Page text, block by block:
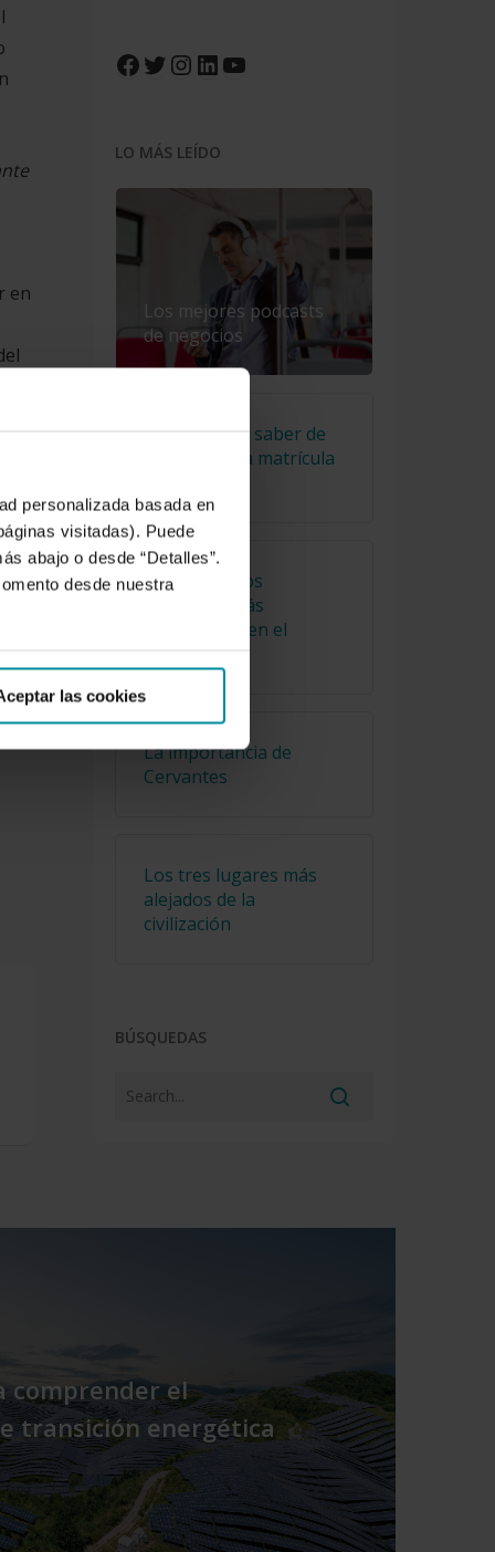
personalizada basada en
visitadas). Puede
abajo o desde “Detalles”.
desde nuestra
las cookies
en
Facebook
Twitter
Instagram
LinkedIn
YouTube
LO MÁS LEÍDO
Los mejores podcasts
de negocios
El truco para saber de
qué año es la matrícula
Cuáles son los
alimentos más
consumidos en el
La importancia de
Cervantes
Los tres lugares más
alejados de la
civilización
BÚSQUEDAS
comprender el
transición energética